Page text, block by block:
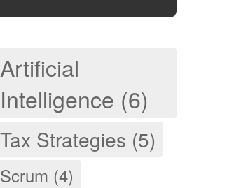
Artificial
Intelligence (6)
Tax Strategies (5)
Scrum (4)